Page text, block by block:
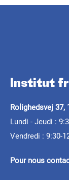
Institut
Rolighedsvej 37,
Lundi - Jeudi :
Vendredi : 9:30-
Pour nous